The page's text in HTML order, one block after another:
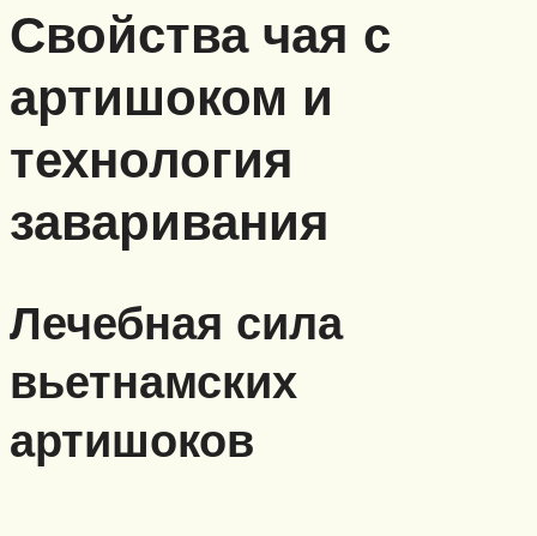
Свойства чая с
артишоком и
технология
заваривания
Лечебная сила
вьетнамских
артишоков